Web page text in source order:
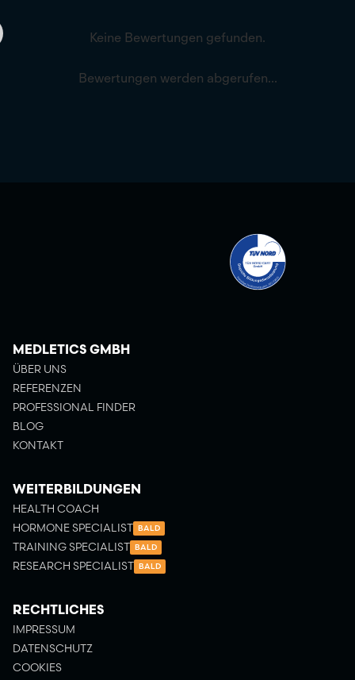
Keine Bewertungen gefunden.
Bewertungen werden abgerufen...
MEDLETICS GMBH
ÜBER UNS
REFERENZEN
PROFESSIONAL FINDER
BLOG
KONTAKT
WEITERBILDUNGEN
HEALTH COACH
HORMONE SPECIALIST BALD
TRAINING SPECIALIST BALD
RESEARCH SPECIALIST BALD
RECHTLICHES
IMPRESSUM
DATENSCHUTZ
COOKIES